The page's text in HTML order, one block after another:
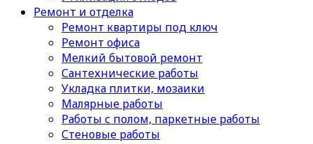
Ремонт и отделка
Ремонт квартиры под ключ
Ремонт офиса
Мелкий бытовой ремонт
Сантехнические работы
Укладка плитки, мозаики
Малярные работы
Работы с полом, паркетные работы
Стеновые работы